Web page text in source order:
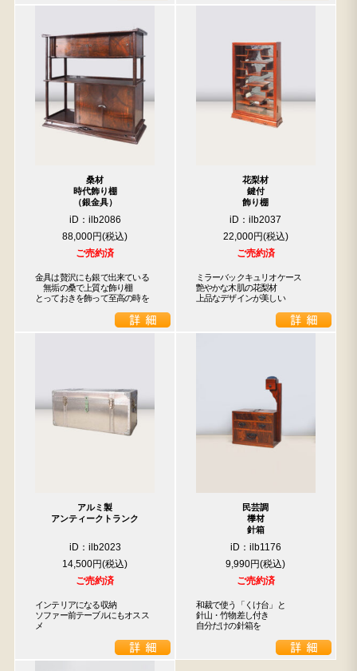
桑材
時代飾り棚
（銀金具）
iD：ilb2086
88,000円
ご売約済
金具は贅沢にも銀で出来ている
無垢の桑で上質な飾り棚
とっておきを飾って至高の時を
花梨材
鍵付
飾り棚
iD：ilb2037
22,000円
ご売約済
ミラーバックキュリオケース
艶やかな木肌の花梨材
上品なデザインが美しい
アルミ製
アンティークトランク
iD：ilb2023
14,500円
ご売約済
インテリアになる収納
ソファー前テーブルにもオスス
メ
民芸調
﨔材
針箱
iD：ilb1176
9,990円
ご売約済
和裁で使う「くけ台」と
針山・竹物差し付き
自分だけの針箱を